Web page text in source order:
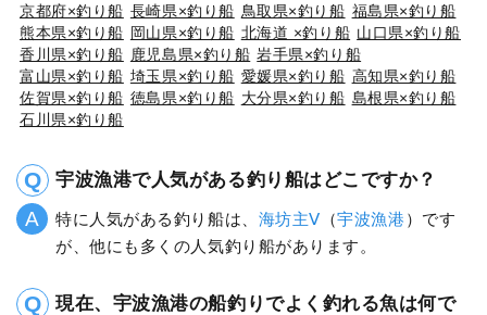
京都府×釣り船 長崎県×釣り船 鳥取県×釣り船 福島県×釣り船
熊本県×釣り船 岡山県×釣り船 北海道 ×釣り船 山口県×釣り船
香川県×釣り船 鹿児島県×釣り船 岩手県×釣り船
富山県×釣り船 埼玉県×釣り船 愛媛県×釣り船 高知県×釣り船
佐賀県×釣り船 徳島県×釣り船 大分県×釣り船 島根県×釣り船
石川県×釣り船
宇波漁港で人気がある釣り船はどこですか？
特に人気がある釣り船は、 海坊主Ⅴ （宇波漁港 ）です
が、他にも多くの人気釣り船があります。
現在、宇波漁港の船釣りでよく釣れる魚は何で